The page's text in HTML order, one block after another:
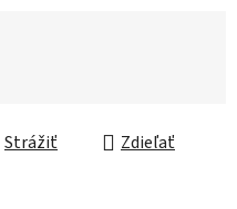
Strážiť Zdieľať